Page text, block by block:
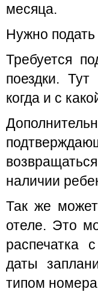
месяца.
Нужно
Требуется
поездки.
когда и с
наличии
Так же
отеле. Это
распечатка
даты
типом